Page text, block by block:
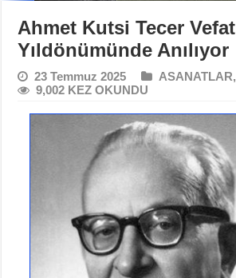
Ahmet Kutsi Tecer Vefat
Yıldönümünde Anılıyor
23 Temmuz 2025 ASANATLAR,
9,002 KEZ OKUNDU